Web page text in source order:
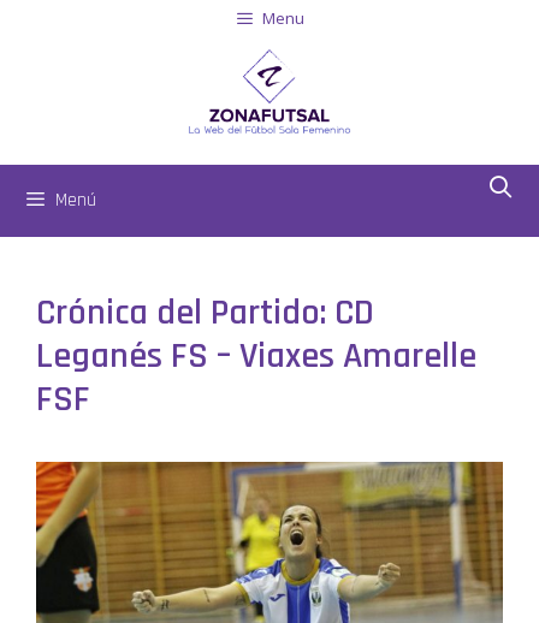
Menu
Menú
Crónica del Partido: CD
Leganés FS – Viaxes Amarelle
FSF